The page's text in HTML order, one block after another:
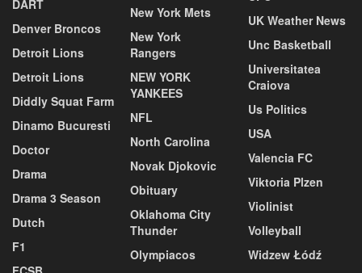
DART
Denver Broncos
Detroit Lions
Detroit Lions
Diddly Squat Farm
Dinamo Bucuresti
Doctor
Drama
Drama 3 Season
Dutch
F1
New York Mets
New York
Rangers
NEW YORK
YANKEES
NFL
North Carolina
Novak Djokovic
Obituary
Oklahoma City
Thunder
Olympiacos
UK Weather News
Unc Basketball
Universitatea
Craiova
Us Politics
USA
Valencia FC
Viktoria Plzen
Violinist
Volleyball
Widzew Łódź